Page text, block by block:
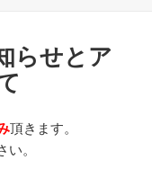
らせとア
頂きます。
。